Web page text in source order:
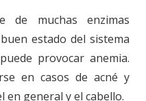
de muchas enzimas
estado del sistema
provocar anemia.
en casos de acné y
en general y el cabello.